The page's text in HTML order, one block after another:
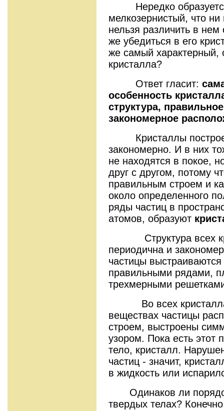
Нередко образуется
мелкозернистый, что
нельзя различить в
же убедиться в его
же самый характерный,
кристалла?
Ответ гласит:
особенность
структура,
закономерное
Кристаллы
закономерно. И в них
не находятся в покое,
друг с другом, потому
правильным строем и
около определенного
ряды частиц в
атомов, образуют
Структура всех
периодична и
частицы
правильными рядами,
трехмерными
Во всех
веществах частицы
строем, выстроены
узором. Пока есть этот
тело, кристалл.
частиц - значит,
в жидкость или
Одинаков ли
твердых телах?